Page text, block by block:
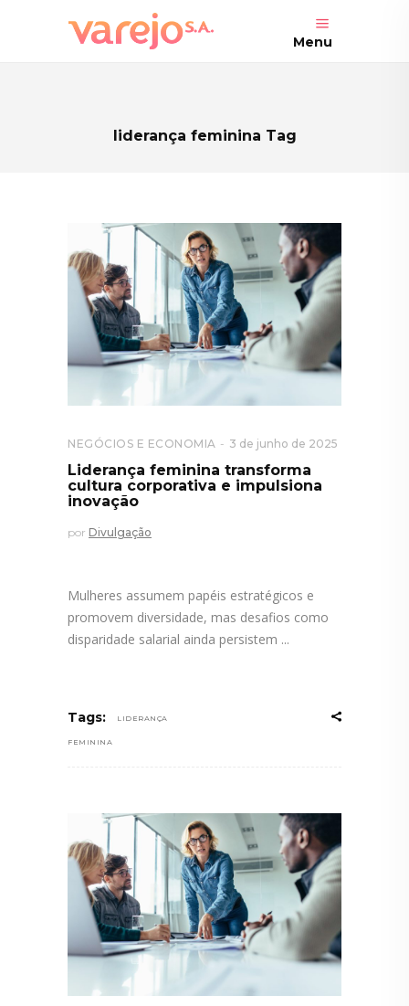
Menu
liderança feminina Tag
NEGÓCIOS E ECONOMIA 3 de junho de 2025
Liderança feminina transforma
cultura corporativa e impulsiona
inovação
por Divulgação
Mulheres assumem papéis estratégicos e
promovem diversidade, mas desafios como
disparidade salarial ainda persistem
Tags: LIDERANÇA
FEMININA